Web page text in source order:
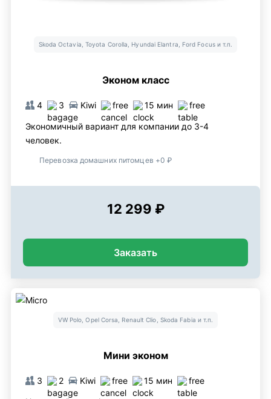
Skoda Octavia, Toyota Corolla, Hyundai Elantra, Ford Focus и т.п.
Эконом класс
4 3 Kiwi free 15 мин free
Экономичный вариант для компании до 3-4
человек.
Перевозка домашних питомцев +0 ₽
12 299 ₽
Заказать
VW Polo, Opel Corsa, Renault Clio, Skoda Fabia и т.п.
Мини эконом
3 2 Kiwi free 15 мин free